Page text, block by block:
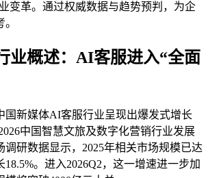
变革。通过权威数据与趋势预判，为企
业概述：AI客服进入“全面
国新媒体AI客服行业呈现出爆发式增长
中国智慧文旅及数字化营销行业发展
调研数据显示，2025年相关市场规模已达
18.5%。进入2026Q2，这一增速进一步加